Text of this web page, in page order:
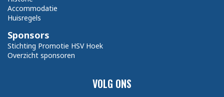
VOLG ONS
Accommodatie
Huisregels
Sponsors
Stichting Promotie HSV Hoek
Overzicht sponsoren